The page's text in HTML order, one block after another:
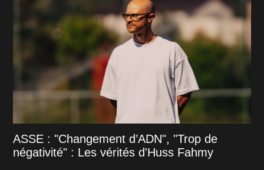
ASSE : "Changement d’ADN", "Trop de
négativité" : Les vérités d'Huss Fahmy